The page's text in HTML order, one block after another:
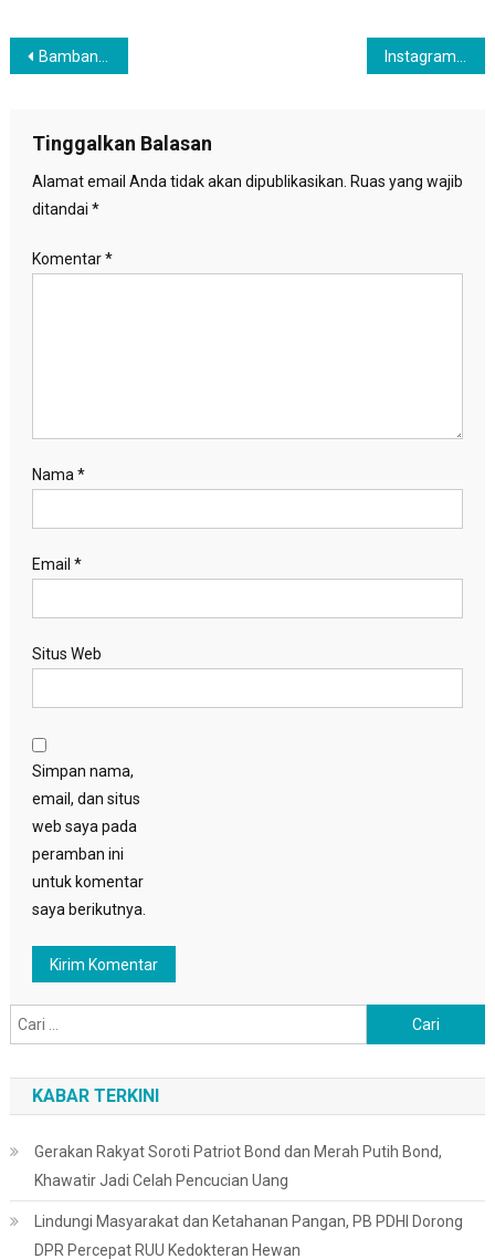
Navigasi
Bambang Soesatya Terpilih Jadi Ketua MPR-RI Periode 2019-2024
Tinggalkan Balasan
Alamat email Anda tidak akan dipublikasikan. Ruas yang wajib
ditandai *
Komentar*
Nama *
Email *
Situs Web
Simpan nama,
email, dan situs
web saya pada
peramban ini
untuk komentar
saya berikutnya.
untuk:
KABAR TERKINI
Gerakan Rakyat Soroti Patriot Bond dan Merah Putih Bond,
Khawatir Jadi Celah Pencucian Uang
Lindungi Masyarakat dan Ketahanan Pangan, PB PDHI Dorong
DPR Percepat RUU Kedokteran Hewan